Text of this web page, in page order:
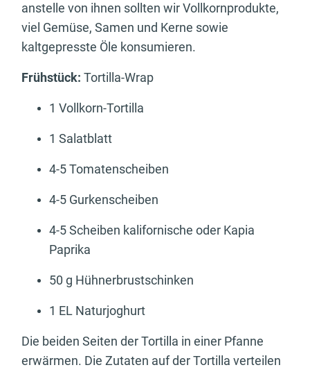
anstelle von ihnen sollten wir Vollkornprodukte,
viel Gemüse, Samen und Kerne sowie
kaltgepresste Öle konsumieren.
Frühstück: Tortilla-Wrap
1 Vollkorn-Tortilla
1 Salatblatt
4-5 Tomatenscheiben
4-5 Gurkenscheiben
4-5 Scheiben kalifornische oder Kapia
Paprika
50 g Hühnerbrustschinken
1 EL Naturjoghurt
Die beiden Seiten der Tortilla in einer Pfanne
erwärmen. Die Zutaten auf der Tortilla verteilen